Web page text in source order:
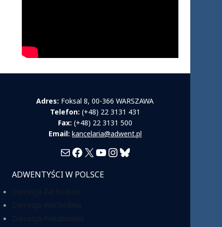
Adres: Foksal 8, 00-366 WARSZAWA
Telefon: (+48) 22 3131 431
Fax: (+48) 22 3131 500
Email: kancelaria@adwent.pl
MailFacebook
X YouTube
Instagram
Bluesky
ADWENTYŚCI W POLSCE